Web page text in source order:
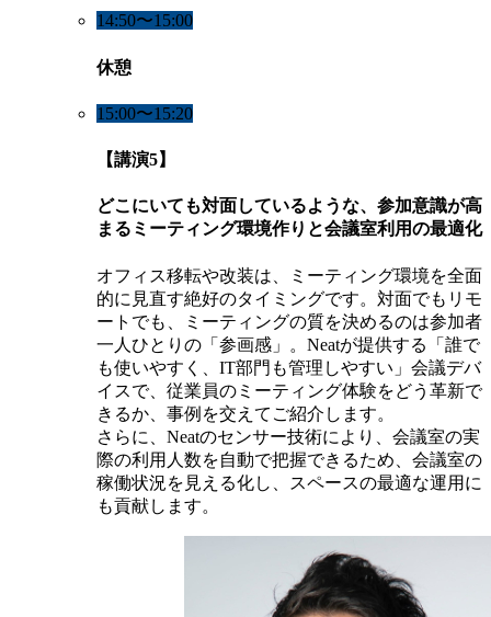
14:50〜15:00
休憩
15:00〜15:20
【講演5】
どこにいても対面しているような、参加意識が高
まるミーティング環境作りと会議室利用の最適化
オフィス移転や改装は、ミーティング環境を全面
的に見直す絶好のタイミングです。対面でもリモ
ートでも、ミーティングの質を決めるのは参加者
一人ひとりの「参画感」。Neatが提供する「誰で
も使いやすく、IT部門も管理しやすい」会議デバ
イスで、従業員のミーティング体験をどう革新で
きるか、事例を交えてご紹介します。
さらに、Neatのセンサー技術により、会議室の実
際の利用人数を自動で把握できるため、会議室の
稼働状況を見える化し、スペースの最適な運用に
も貢献します。